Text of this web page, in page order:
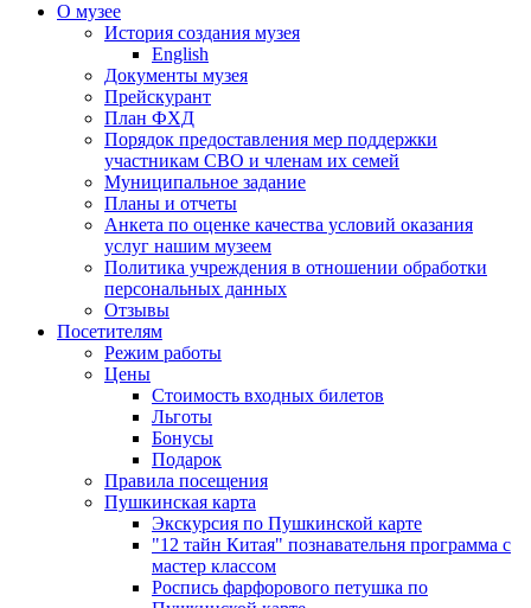
О музее
История создания музея
English
Документы музея
Прейскурант
План ФХД
Порядок предоставления мер поддержки
участникам СВО и членам их семей
Муниципальное задание
Планы и отчеты
Анкета по оценке качества условий оказания
услуг нашим музеем
Политика учреждения в отношении обработки
персональных данных
Отзывы
Посетителям
Режим работы
Цены
Стоимость входных билетов
Льготы
Бонусы
Подарок
Правила посещения
Пушкинская карта
Экскурсия по Пушкинской карте
"12 тайн Китая" познавательня программа с
мастер классом
Роспись фарфорового петушка по